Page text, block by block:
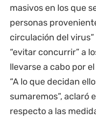
masivos en los que
personas
circulación del
“evitar concurrir” a
llevarse a cabo por
“A lo que decidan
sumaremos”, aclaró
respecto a las